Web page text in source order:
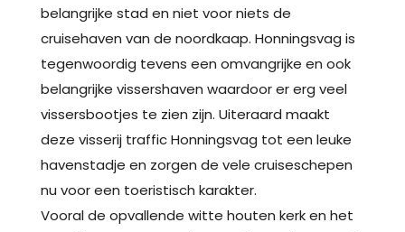
belangrijke stad en niet voor niets de
cruisehaven van de noordkaap. Honningsvag is
tegenwoordig tevens een omvangrijke en ook
belangrijke vissershaven waardoor er erg veel
vissersbootjes te zien zijn. Uiteraard maakt
deze visserij traffic Honningsvag tot een leuke
havenstadje en zorgen de vele cruiseschepen
nu voor een toeristisch karakter.
Vooral de opvallende witte houten kerk en het